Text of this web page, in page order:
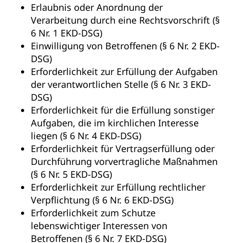
Erlaubnis oder Anordnung der
Verarbeitung durch eine Rechtsvorschrift (§
6 Nr. 1 EKD-DSG)
Einwilligung von Betroffenen (§ 6 Nr. 2 EKD-
DSG)
Erforderlichkeit zur Erfüllung der Aufgaben
der verantwortlichen Stelle (§ 6 Nr. 3 EKD-
DSG)
Erforderlichkeit für die Erfüllung sonstiger
Aufgaben, die im kirchlichen Interesse
liegen (§ 6 Nr. 4 EKD-DSG)
Erforderlichkeit für Vertragserfüllung oder
Durchführung vorvertragliche Maßnahmen
(§ 6 Nr. 5 EKD-DSG)
Erforderlichkeit zur Erfüllung rechtlicher
Verpflichtung (§ 6 Nr. 6 EKD-DSG)
Erforderlichkeit zum Schutze
lebenswichtiger Interessen von
Betroffenen (§ 6 Nr. 7 EKD-DSG)